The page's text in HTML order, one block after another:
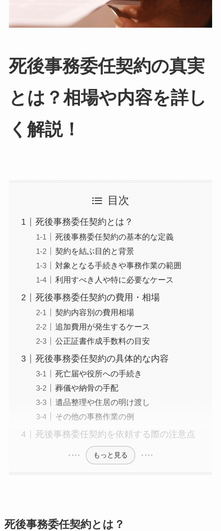
死後事務委任契約の真実
とは？相場や内容を詳し
く解説！
目次
死後事務委任契約とは？
死後事務委任契約の基本的な定義
契約を結ぶ目的と背景
対象となる手続きや事務作業の範囲
利用すべき人や特に必要なケース
死後事務委任契約の費用・相場
契約内容別の費用相場
追加費用が発生するケース
公正証書作成手数料の目安
死後事務委任契約の具体的な内容
死亡届や役所への手続き
葬儀や納骨の手配
遺品整理や住居の明け渡し
その他の事務作業の例
死後事務委任契約を依頼する際の注意点
もっと見る
死後事務委任契約とは？